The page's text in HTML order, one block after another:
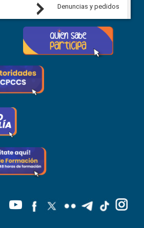
5 agosto, 2026
Next
Denuncias y pedidos